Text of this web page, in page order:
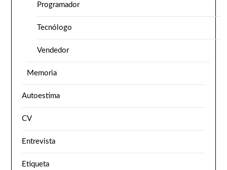
Programador
Tecnólogo
Vendedor
Memoria
Autoestima
CV
Entrevista
Etiqueta